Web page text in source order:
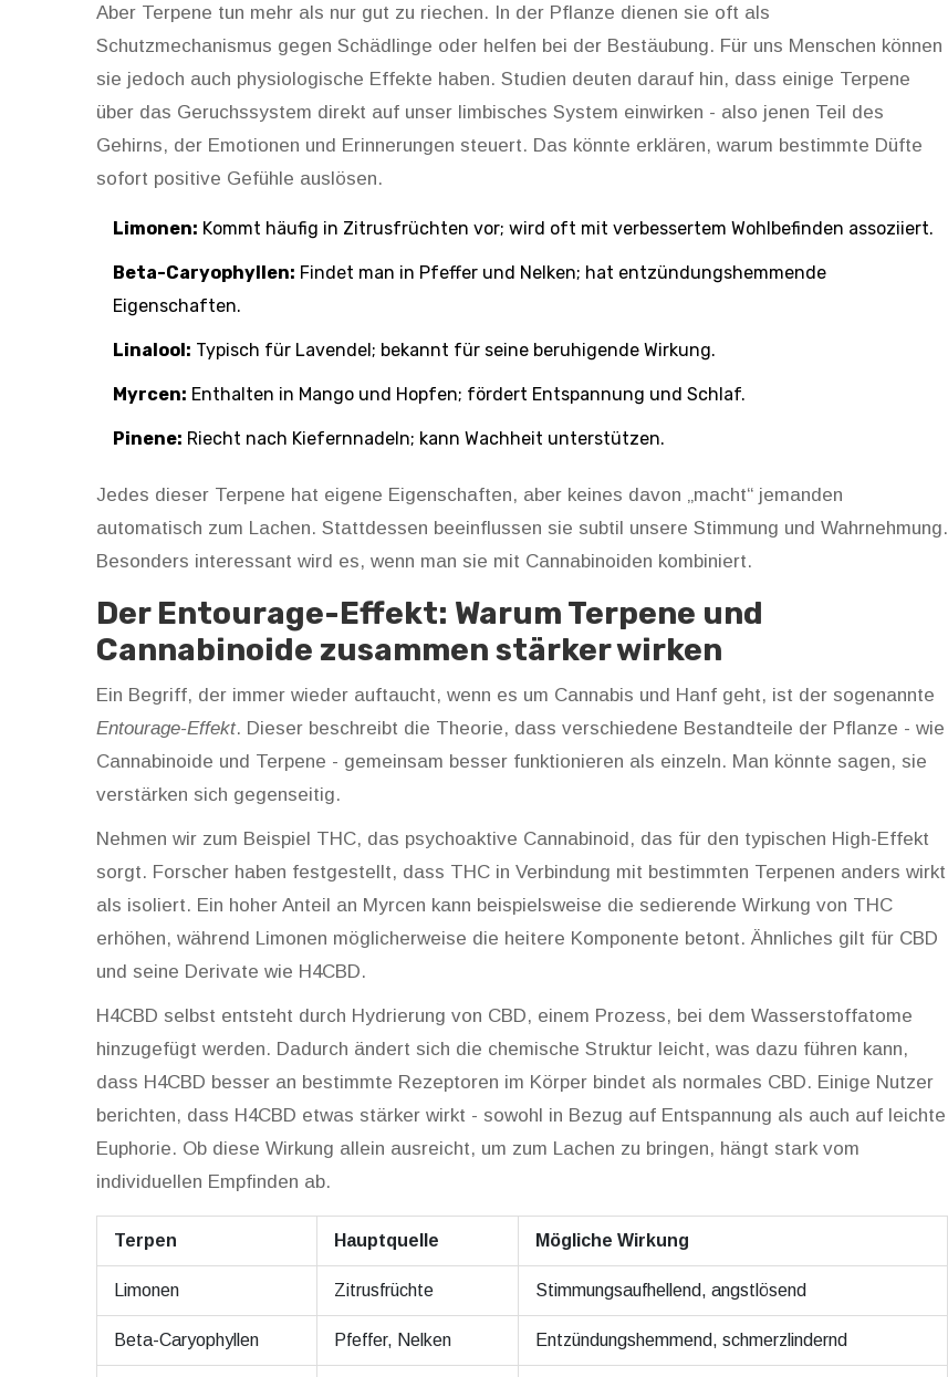
Aber Terpene tun mehr als nur gut zu riechen. In der Pflanze dienen sie oft als
Schutzmechanismus gegen Schädlinge oder helfen bei der Bestäubung. Für uns Menschen können
sie jedoch auch physiologische Effekte haben. Studien deuten darauf hin, dass einige Terpene
über das Geruchssystem direkt auf unser limbisches System einwirken - also jenen Teil des
Gehirns, der Emotionen und Erinnerungen steuert. Das könnte erklären, warum bestimmte Düfte
sofort positive Gefühle auslösen.
Limonen: Kommt häufig in Zitrusfrüchten vor; wird oft mit verbessertem Wohlbefinden assoziiert.
Beta-Caryophyllen: Findet man in Pfeffer und Nelken; hat entzündungshemmende
Eigenschaften.
Linalool: Typisch für Lavendel; bekannt für seine beruhigende Wirkung.
Myrcen: Enthalten in Mango und Hopfen; fördert Entspannung und Schlaf.
Pinene: Riecht nach Kiefernnadeln; kann Wachheit unterstützen.
Jedes dieser Terpene hat eigene Eigenschaften, aber keines davon „macht“ jemanden
automatisch zum Lachen. Stattdessen beeinflussen sie subtil unsere Stimmung und Wahrnehmung.
Besonders interessant wird es, wenn man sie mit Cannabinoiden kombiniert.
Der Entourage-Effekt: Warum Terpene und
Cannabinoide zusammen stärker wirken
Ein Begriff, der immer wieder auftaucht, wenn es um Cannabis und Hanf geht, ist der sogenannte
Entourage-Effekt. Dieser beschreibt die Theorie, dass verschiedene Bestandteile der Pflanze - wie
Cannabinoide und Terpene - gemeinsam besser funktionieren als einzeln. Man könnte sagen, sie
verstärken sich gegenseitig.
Nehmen wir zum Beispiel THC, das psychoaktive Cannabinoid, das für den typischen High-Effekt
sorgt. Forscher haben festgestellt, dass THC in Verbindung mit bestimmten Terpenen anders wirkt
als isoliert. Ein hoher Anteil an Myrcen kann beispielsweise die sedierende Wirkung von THC
erhöhen, während Limonen möglicherweise die heitere Komponente betont. Ähnliches gilt für CBD
und seine Derivate wie H4CBD.
H4CBD selbst entsteht durch Hydrierung von CBD, einem Prozess, bei dem Wasserstoffatome
hinzugefügt werden. Dadurch ändert sich die chemische Struktur leicht, was dazu führen kann,
dass H4CBD besser an bestimmte Rezeptoren im Körper bindet als normales CBD. Einige Nutzer
berichten, dass H4CBD etwas stärker wirkt - sowohl in Bezug auf Entspannung als auch auf leichte
Euphorie. Ob diese Wirkung allein ausreicht, um zum Lachen zu bringen, hängt stark vom
individuellen Empfinden ab.
Terpen Hauptquelle Mögliche Wirkung
Limonen Zitrusfrüchte Stimmungsaufhellend, angstlösend
Beta-Caryophyllen Pfeffer, Nelken Entzündungshemmend, schmerzlindernd